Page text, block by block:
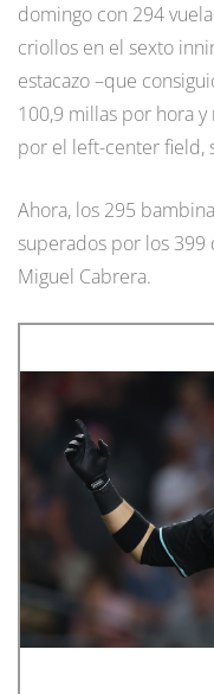
domingo con 294
criollos en el sexto
estacazo –que
100,9 millas por hora
por el left-center field,
Ahora, los 295
superados por los 399
Miguel Cabrera.